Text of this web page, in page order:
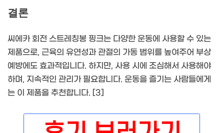
결론
씨에카 회전 스트레칭봉 핑크는 다양한 운동에 사용할 수 있는
제품으로, 근육의 유연성과 관절의 가동 범위를 높여주어 부상
예방에도 효과적입니다. 하지만, 사용 시에 조심해서 사용해야
하며, 지속적인 관리가 필요합니다. 운동을 즐기는 사람들에게
는 이 제품을 추천합니다. [3]